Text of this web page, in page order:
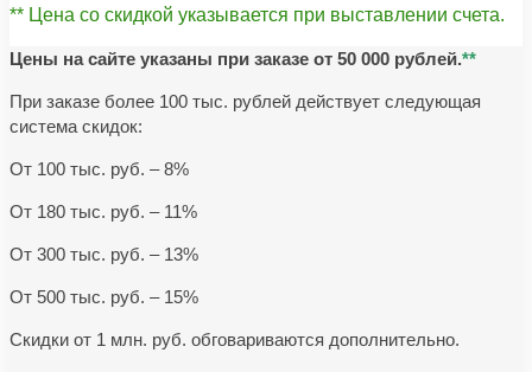
** Цена со скидкой указывается при выставлении счета.
Цены на сайте указаны при заказе от 50 000 рублей.**
При заказе более 100 тыс. рублей действует следующая
система скидок:
От 100 тыс. руб. – 8%
От 180 тыс. руб. – 11%
От 300 тыс. руб. – 13%
От 500 тыс. руб. – 15%
Скидки от 1 млн. руб. обговариваются дополнительно.